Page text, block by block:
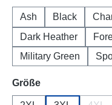
Ash Black
Dark Heather
Military Green
Größeauswählen